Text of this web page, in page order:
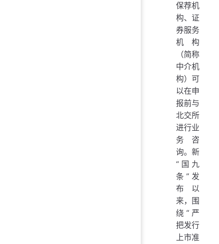
保荐机
构、证
券服务
机构
（简称
中介机
构）可
以在申
报前与
北交所
进行业
务咨
询。新
“国九
条”发
布以
来，围
绕“严
把发行
上市准